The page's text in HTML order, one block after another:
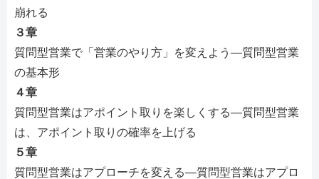
崩れる
３章
質問型営業で「営業のやり方」を変えよう―質問型営業
の基本形
４章
質問型営業はアポイント取りを楽しくする―質問型営業
は、アポイント取りの確率を上げる
５章
質問型営業はアプローチを変える―質問型営業はアプロ